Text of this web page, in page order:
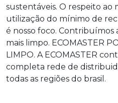
sustentáveis. O respeito ao
utilização do mínimo de
é nosso foco. Contribuímos
mais limpo. ECOMASTER
LIMPO. A ECOMASTER
completa rede de
todas as regiões do brasil.